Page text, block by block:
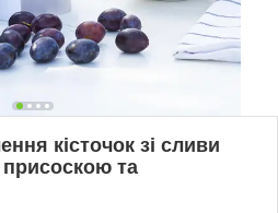
кісточок зі сливи
присоскою та